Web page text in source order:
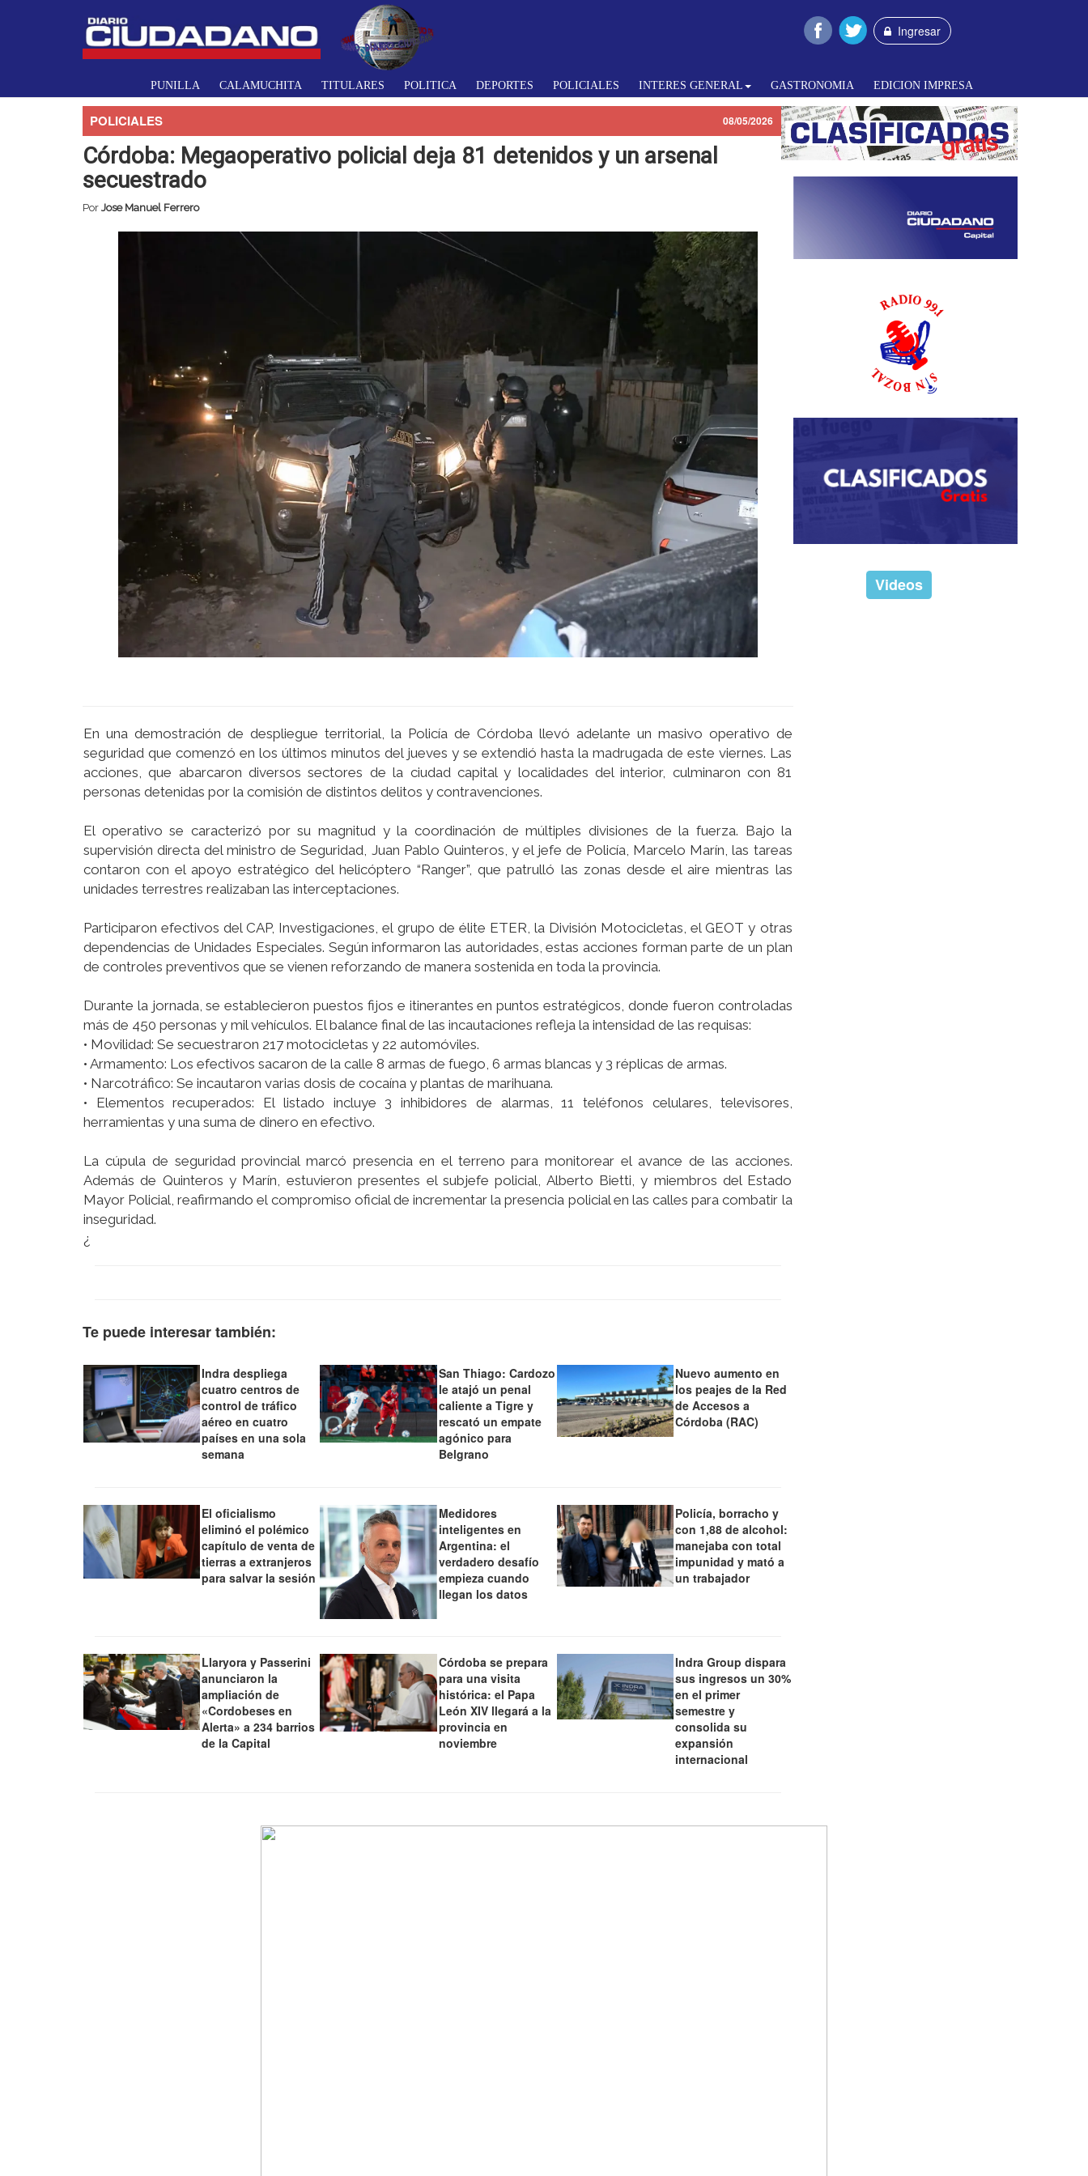
Ingresar
PUNILLA CALAMUCHITA TITULARES POLITICA DEPORTES POLICIALES INTERES GENERAL GASTRONOMIA EDICION IMPRESA
POLICIALES 08/05/2026
Córdoba: Megaoperativo policial deja 81 detenidos y un arsenal
secuestrado
Por Jose Manuel Ferrero
En una demostración de despliegue territorial, la Policía de Córdoba llevó adelante un masivo operativo de
seguridad que comenzó en los últimos minutos del jueves y se extendió hasta la madrugada de este viernes. Las
acciones, que abarcaron diversos sectores de la ciudad capital y localidades del interior, culminaron con 81
personas detenidas por la comisión de distintos delitos y contravenciones.
El operativo se caracterizó por su magnitud y la coordinación de múltiples divisiones de la fuerza. Bajo la
supervisión directa del ministro de Seguridad, Juan Pablo Quinteros, y el jefe de Policía, Marcelo Marín, las tareas
contaron con el apoyo estratégico del helicóptero “Ranger”, que patrulló las zonas desde el aire mientras las
unidades terrestres realizaban las interceptaciones.
Participaron efectivos del CAP, Investigaciones, el grupo de élite ETER, la División Motocicletas, el GEOT y otras
dependencias de Unidades Especiales. Según informaron las autoridades, estas acciones forman parte de un plan
de controles preventivos que se vienen reforzando de manera sostenida en toda la provincia.
Durante la jornada, se establecieron puestos fijos e itinerantes en puntos estratégicos, donde fueron controladas
más de 450 personas y mil vehículos. El balance final de las incautaciones refleja la intensidad de las requisas:
• Movilidad: Se secuestraron 217 motocicletas y 22 automóviles.
• Armamento: Los efectivos sacaron de la calle 8 armas de fuego, 6 armas blancas y 3 réplicas de armas.
• Narcotráfico: Se incautaron varias dosis de cocaína y plantas de marihuana.
• Elementos recuperados: El listado incluye 3 inhibidores de alarmas, 11 teléfonos celulares, televisores,
herramientas y una suma de dinero en efectivo.
La cúpula de seguridad provincial marcó presencia en el terreno para monitorear el avance de las acciones.
Además de Quinteros y Marín, estuvieron presentes el subjefe policial, Alberto Bietti, y miembros del Estado
Mayor Policial, reafirmando el compromiso oficial de incrementar la presencia policial en las calles para combatir la
inseguridad.
¿
Te puede interesar también:
Indra despliega
cuatro centros de
control de tráfico
aéreo en cuatro
países en una sola
semana
San Thiago: Cardozo
le atajó un penal
caliente a Tigre y
rescató un empate
agónico para
Belgrano
Nuevo aumento en
los peajes de la Red
de Accesos a
Córdoba (RAC)
El oficialismo
eliminó el polémico
capítulo de venta de
tierras a extranjeros
para salvar la sesión
Medidores
inteligentes en
Argentina: el
verdadero desafío
empieza cuando
llegan los datos
Policía, borracho y
con 1,88 de alcohol:
manejaba con total
impunidad y mató a
un trabajador
Llaryora y Passerini
anunciaron la
ampliación de
«Cordobeses en
Alerta» a 234 barrios
de la Capital
Córdoba se prepara
para una visita
histórica: el Papa
León XIV llegará a la
provincia en
noviembre
Indra Group dispara
sus ingresos un 30%
en el primer
semestre y
consolida su
expansión
internacional
Videos